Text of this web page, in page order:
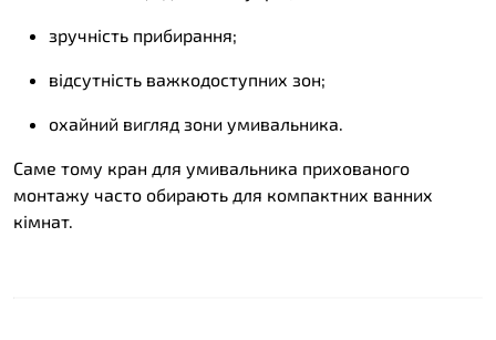
зручність прибирання;
відсутність важкодоступних зон;
охайний вигляд зони умивальника.
Саме тому кран для умивальника прихованого
монтажу часто обирають для компактних ванних
кімнат.